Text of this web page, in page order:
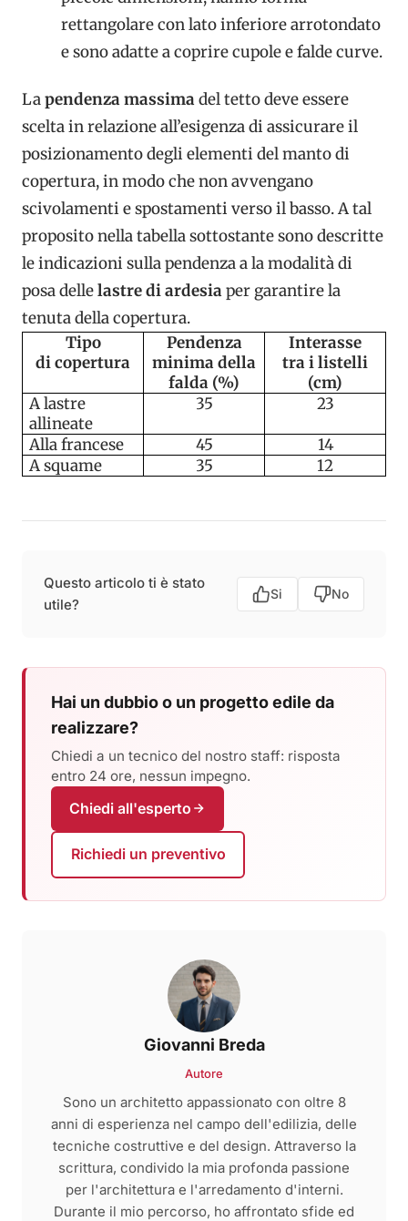
rettangolare con lato inferiore arrotondato
e sono adatte a coprire cupole e falde curve.
Lapendenza massimadel tetto deve essere
scelta in relazione all’esigenza di assicurare il
posizionamento degli elementi del manto di
copertura, in modo che non avvengano
scivolamenti e spostamenti verso il basso. A tal
proposito nella tabella sottostante sono descritte
le indicazioni sulla pendenza a la modalità di
posa dellelastre di ardesiaper garantire la
tenuta della copertura.
Tipo
di copertura
Pendenza
minima della
falda (%)
Interasse
tra i listelli
(cm)
A lastre
allineate
35 23
Alla francese 45
14
A squame
35 12
Questo articolo ti è stato
utile?
Si No
Hai un dubbio o un progetto edile da
realizzare?
Chiedi a un tecnico del nostro staff: risposta
entro 24 ore, nessun impegno.
Chiedi all'esperto
Richiedi un preventivo
Giovanni Breda
Autore
Sono un architetto appassionato con oltre 8
anni di esperienza nel campo dell'edilizia, delle
tecniche costruttive e del design. Attraverso la
scrittura, condivido la mia profonda passione
per l'architettura e l'arredamento d'interni.
Durante il mio percorso, ho affrontato sfide ed